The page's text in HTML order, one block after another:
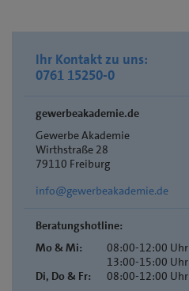
Ihr Kontakt zu uns:
0761 15250-0
gewerbeakademie.de
Gewerbe Akademie
Wirthstraße 28
79110 Freiburg
info@gewerbeakademie.de
Beratungshotline:
Mo & Mi:
08:00-12:00 Uhr
13:00-15:00 Uhr
Di, Do & Fr:
08:00-12:00 Uhr